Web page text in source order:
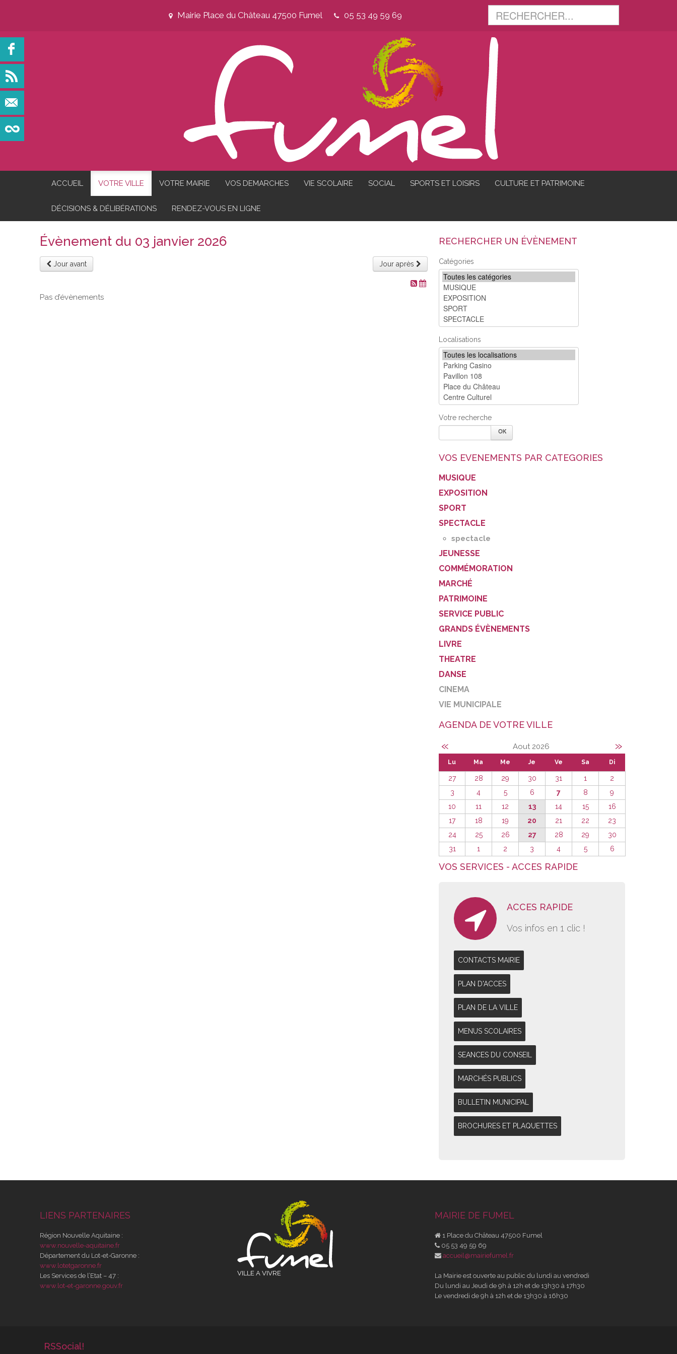
Mairie Place du Château 47500 Fumel 05 53 49 59 69
ACCUEIL VOTRE VILLE VOTRE MAIRIE VOS DEMARCHES VIE SCOLAIRE SOCIAL SPORTS ET LOISIRS CULTURE ET PATRIMOINE
DÉCISIONS & DÉLIBÉRATIONS RENDEZ-VOUS EN LIGNE
Évènement du 03 janvier 2026
Jour avant Jour après
Pas d’évènements
RECHERCHER UN ÉVÈNEMENT
Catégories
Localisations
Votre recherche
VOS EVENEMENTS PAR CATEGORIES
MUSIQUE
EXPOSITION
SPORT
SPECTACLE
spectacle
JEUNESSE
COMMÉMORATION
MARCHÉ
PATRIMOINE
SERVICE PUBLIC
GRANDS ÉVÈNEMENTS
LIVRE
THEATRE
DANSE
CINEMA
VIE MUNICIPALE
AGENDA DE VOTRE VILLE
« Aout 2026 »
Lu Ma Me Je Ve Sa Di
27 28 29 30 31 1
2
3
4 5 6 7 8
9
10
11 12 13 14 15
16
17
18 19 20 21 22
23
24
25 26 27 28 29
30
31
1 2 3 4 5 6
VOS SERVICES - ACCES RAPIDE
ACCES RAPIDE
Vos infos en 1 clic !
CONTACTS MAIRIE
PLAN D'ACCES
PLAN DE LA VILLE
MENUS SCOLAIRES
SEANCES DU CONSEIL
MARCHÉS PUBLICS
BULLETIN MUNICIPAL
BROCHURES ET PLAQUETTES
LIENS PARTENAIRES
Région Nouvelle Aquitaine :
www.nouvelle-aquitaine.fr
Département du Lot-et-Garonne :
www.lotetgaronne.fr
Les Services de l’Etat – 47 :
www.lot-et-garonne.gouv.fr
VILLE A VIVRE
MAIRIE DE FUMEL
1 Place du Château 47500 Fumel
05 53 49 59 69
accueil@mairiefumel.fr
La Mairie est ouverte au public du lundi au vendredi
Du lundi au Jeudi de 9h à 12h et de 13h30 à 17h30
Le vendredi de 9h à 12h et de 13h30 à 16h30
RSSocial!